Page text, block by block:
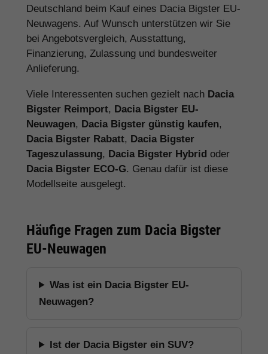
Deutschland beim Kauf eines Dacia Bigster EU-
Neuwagens. Auf Wunsch unterstützen wir Sie
bei Angebotsvergleich, Ausstattung,
Finanzierung, Zulassung und bundesweiter
Anlieferung.
Viele Interessenten suchen gezielt nach Dacia
Bigster Reimport, Dacia Bigster EU-
Neuwagen, Dacia Bigster günstig kaufen,
Dacia Bigster Rabatt, Dacia Bigster
Tageszulassung, Dacia Bigster Hybrid oder
Dacia Bigster ECO-G. Genau dafür ist diese
Modellseite ausgelegt.
Häufige Fragen zum Dacia Bigster
EU-Neuwagen
Was ist ein Dacia Bigster EU-
Neuwagen?
Ist der Dacia Bigster ein SUV?